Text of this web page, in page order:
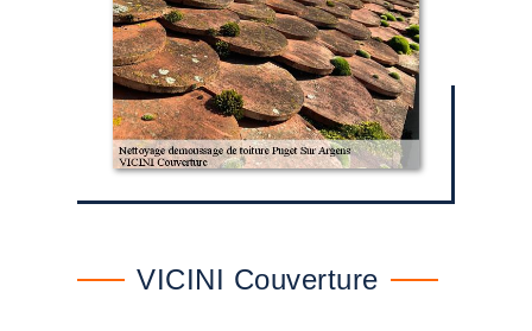
VICINI Couverture